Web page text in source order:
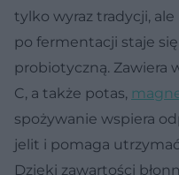
tylko wyraz tradycji,
po fermentacji staje
probiotyczną. Zawiera
C, a także potas,
spożywanie wspiera
jelit i pomaga
Dzięki zawartości